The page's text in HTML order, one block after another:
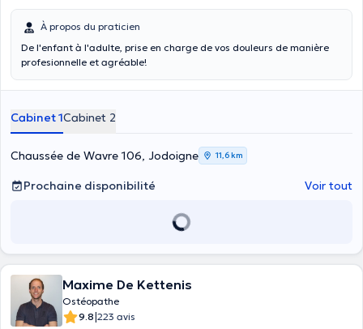
À propos du praticien
De l'enfant à l'adulte, prise en charge de vos douleurs de manière
profesionnelle et agréable!
Cabinet 1Cabinet 2
Chaussée de Wavre 106, Jodoigne 11,6 km
Prochaine disponibilité Voir tout
Maxime De Kettenis
Ostéopathe
9.8|223 avis